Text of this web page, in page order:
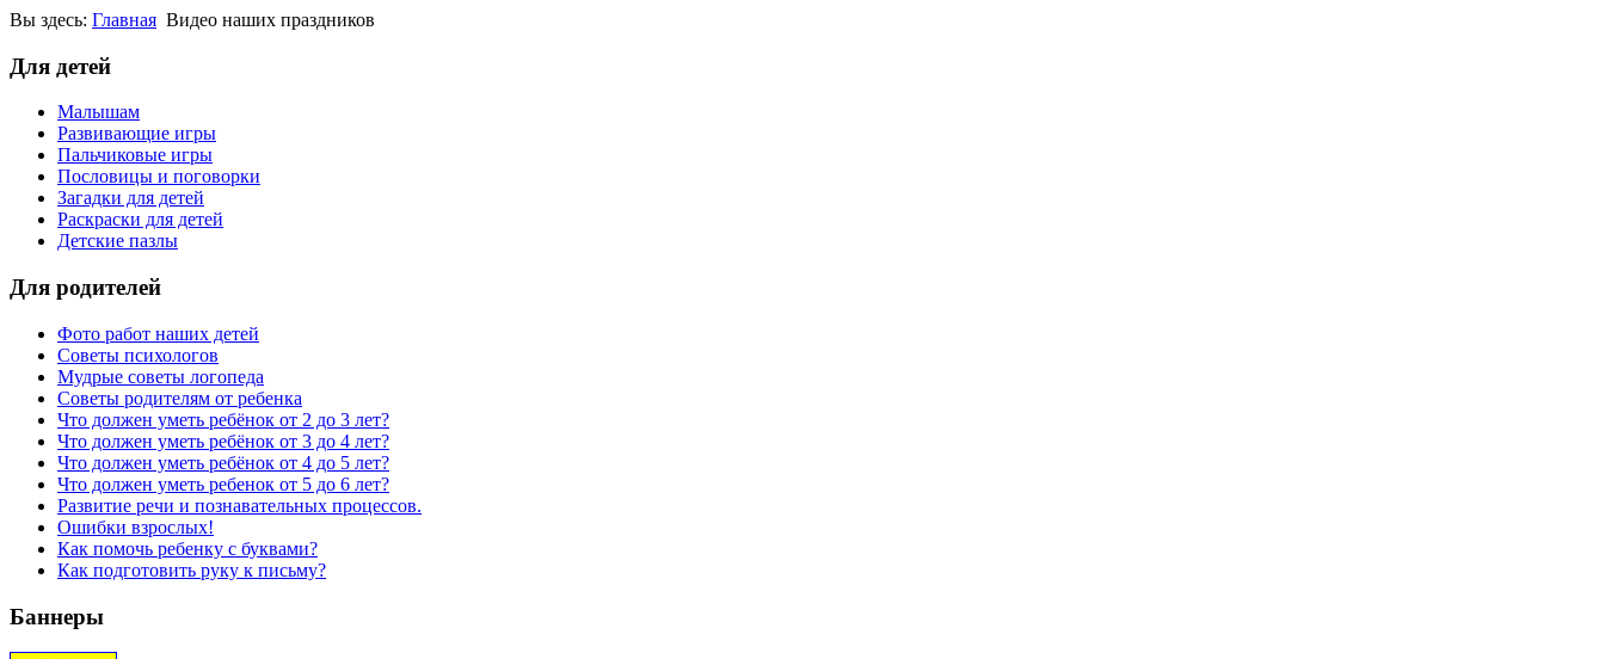
Вы здесь: Главная Видео наших праздников
Для детей
Малышам
Развивающие игры
Пальчиковые игры
Пословицы и поговорки
Загадки для детей
Раскраски для детей
Детские пазлы
Для родителей
Фото работ наших детей
Советы психологов
Мудрые советы логопеда
Советы родителям от ребенка
Что должен уметь ребёнок от 2 до 3 лет?
Что должен уметь ребёнок от 3 до 4 лет?
Что должен уметь ребёнок от 4 до 5 лет?
Что должен уметь ребенок от 5 до 6 лет?
Развитие речи и познавательных процессов.
Ошибки взрослых!
Как помочь ребенку с буквами?
Как подготовить руку к письму?
Баннеры